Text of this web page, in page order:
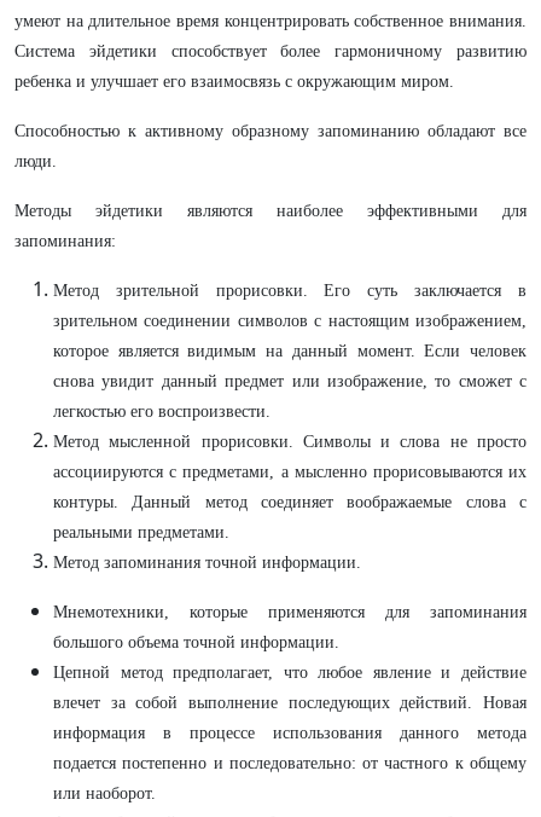
умеют на длительное время концентрировать собственное внимания.
Система эйдетики способствует более гармоничному развитию
ребенка и улучшает его взаимосвязь с окружающим миром.
Способностью к активному образному запоминанию обладают все
люди.
Методы эйдетики являются наиболее эффективными для
запоминания:
Метод зрительной прорисовки. Его суть заключается в
зрительном соединении символов с настоящим изображением,
которое является видимым на данный момент. Если человек
снова увидит данный предмет или изображение, то сможет с
легкостью его воспроизвести.
Метод мысленной прорисовки. Символы и слова не просто
ассоциируются с предметами, а мысленно прорисовываются их
контуры. Данный метод соединяет воображаемые слова с
реальными предметами.
Метод запоминания точной информации.
Мнемотехники, которые применяются для запоминания
большого объема точной информации.
Цепной метод предполагает, что любое явление и действие
влечет за собой выполнение последующих действий. Новая
информация в процессе использования данного метода
подается постепенно и последовательно: от частного к общему
или наоборот.